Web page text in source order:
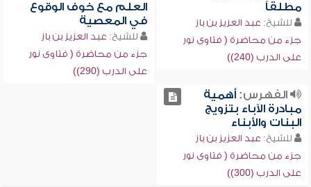
مطلقاً
للشيخ: عبد العزيز بن باز
جزء من محاضرة ( فتاوى نور
على الدرب (240))
العلم مع خوف الوقوع
في المعصية
للشيخ: عبد العزيز بن باز
جزء من محاضرة ( فتاوى نور
على الدرب (290))
الفهرس:أهمية
مبادرة الآباء بتزويج
البنات والأبناء
للشيخ: عبد العزيز بن باز
جزء من محاضرة ( فتاوى نور
على الدرب (300))